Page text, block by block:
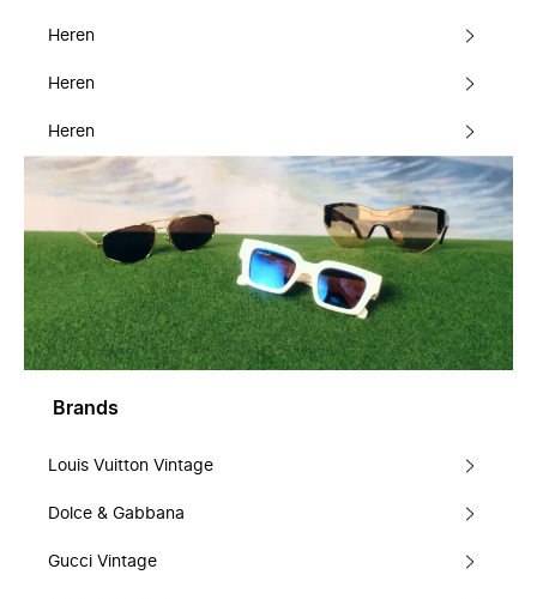
Heren
Heren
Heren
Brands
Louis Vuitton Vintage
Dolce & Gabbana
Gucci Vintage